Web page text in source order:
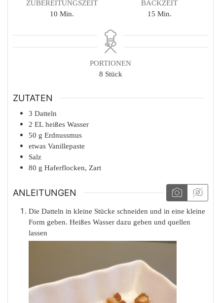
ZUBEREITUNGSZEIT
10Minuten
Min.
BACKZEIT
15Minuten
Min.
PORTIONEN
8 Stück
ZUTATEN
3 Datteln
2 EL heißes Wasser
50 g Erdnussmus
etwas Vanillepaste
Salz
80 g Haferflocken, Zart
ANLEITUNGEN
Die Datteln in kleine Stücke schneiden und in eine kleine
Form geben. Heißes Wasser dazu geben und quellen
lassen